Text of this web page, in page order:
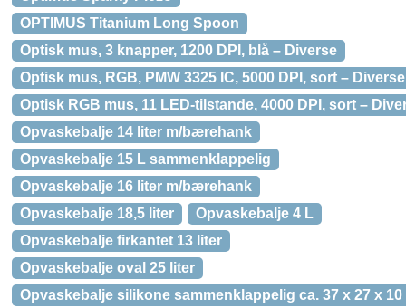
OPTIMUS Titanium Long Spoon
Optisk mus, 3 knapper, 1200 DPI, blå – Diverse
Optisk mus, RGB, PMW 3325 IC, 5000 DPI, sort – Diverse
Optisk RGB mus, 11 LED-tilstande, 4000 DPI, sort –
Opvaskebalje 14 liter m/bærehank
Opvaskebalje 15 L sammenklappelig
Opvaskebalje 16 liter m/bærehank
Opvaskebalje 18,5 liter
Opvaskebalje 4 L
Opvaskebalje firkantet 13 liter
Opvaskebalje oval 25 liter
Opvaskebalje silikone sammenklappelig ca. 37 x 27 x 10